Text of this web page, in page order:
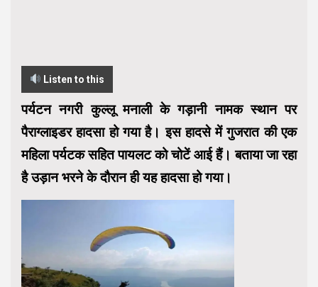
Listen to this
पर्यटन नगरी कुल्लू मनाली के गड़ानी नामक स्थान पर
पैराग्लाइडर हादसा हो गया है। इस हादसे में गुजरात की एक
महिला पर्यटक सहित पायलट को चोटें आई हैं। बताया जा रहा
है उड़ान भरने के दौरान ही यह हादसा हो गया।